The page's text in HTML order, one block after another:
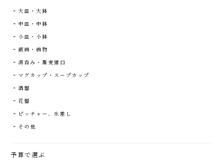
大皿・大鉢
中皿・中鉢
小皿・小鉢
飯碗・碗物
湯呑み・蕎麦猪口
マグカップ・スープカップ
酒器
花器
ピッチャー、水差し
その他
予算で選ぶ